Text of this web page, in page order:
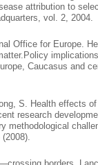
attribution to
vol. 2, 2004.
Office for Europe.
Caucasus and
S. Health effects
research
methodological
(2008).